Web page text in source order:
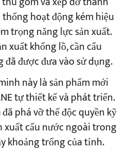
hoạt động kém hiệu
trọng năng lực sản xuất.
xuất khổng lồ, cần cẩu
được đưa vào sử dụng.
này là sản phẩm mới
tự thiết kế và phát triển.
phá vỡ thế độc quyền kỹ
xuất cẩu nước ngoài trong
khoảng trống của tỉnh.